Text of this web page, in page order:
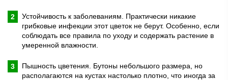
Устойчивость к заболеваниям. Практически никакие
грибковые инфекции этот цветок не берут. Особенно, если
соблюдать все правила по уходу и содержать растение в
умеренной влажности.
Пышность цветения. Бутоны небольшого размера, но
располагаются на кустах настолько плотно, что иногда за